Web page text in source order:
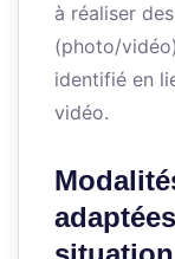
à réaliser
(photo/
identifié en
vidéo.